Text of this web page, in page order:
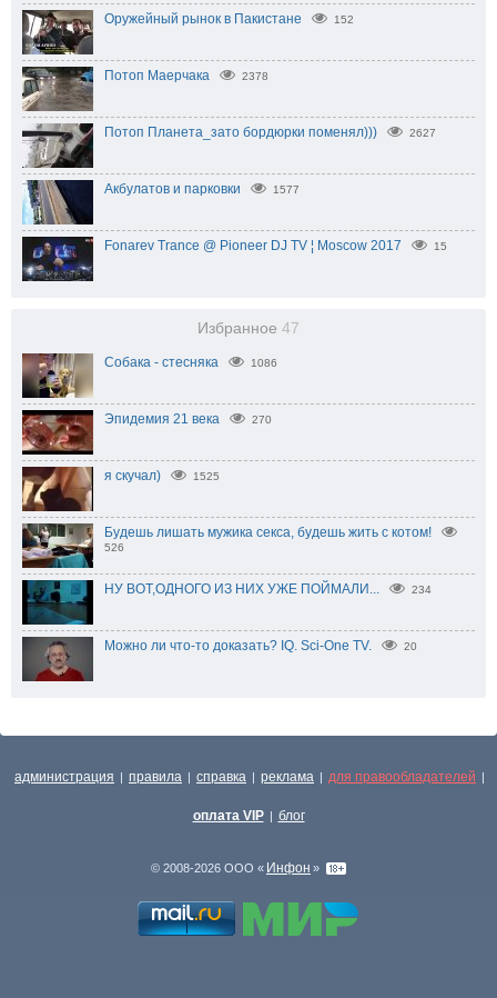
Оружейный рынок в Пакистане 152
Потоп Маерчака 2378
Потоп Планета_зато бордюрки поменял))) 2627
Акбулатов и парковки 1577
Fonarev Trance @ Pioneer DJ TV ¦ Moscow 2017 15
Избранное 47
Собака - стесняка 1086
Эпидемия 21 века 270
я скучал) 1525
Будешь лишать мужика секса, будешь жить с котом!
526
НУ ВОТ,ОДНОГО ИЗ НИХ УЖЕ ПОЙМАЛИ... 234
Можно ли что-то доказать? IQ. Sci-One TV. 20
администрация | правила | справка | реклама | для правообладателей |
оплата VIP | блог
© 2008-2026 ООО « Инфон »